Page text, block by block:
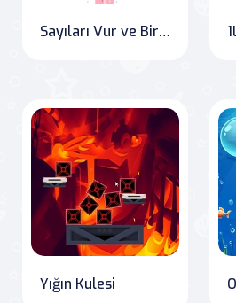
Sayıları Vur ve Birleştir
Yığın Kulesi